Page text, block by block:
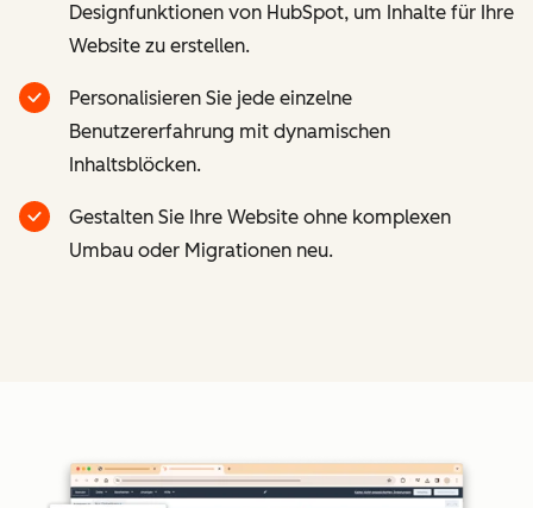
Designfunktionen von HubSpot, um Inhalte für Ihre
Website zu erstellen.
Personalisieren Sie jede einzelne
Benutzererfahrung mit dynamischen
Inhaltsblöcken.
Gestalten Sie Ihre Website ohne komplexen
Umbau oder Migrationen neu.